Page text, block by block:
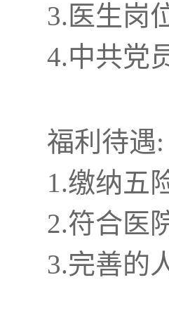
3.医生岗
4.中共党
福利待遇:
1.缴纳五
2.符合医
3.完善的